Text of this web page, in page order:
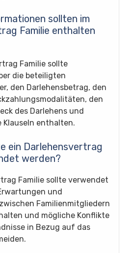
sollten im
Familie enthalten
Familie sollte
die beteiligten
den Darlehensbetrag, den
den
des Darlehens und
Klauseln enthalten.
ein Darlehensvertrag
werden?
Familie sollte verwendet
und
Familienmitgliedern
und mögliche Konflikte
in Bezug auf das